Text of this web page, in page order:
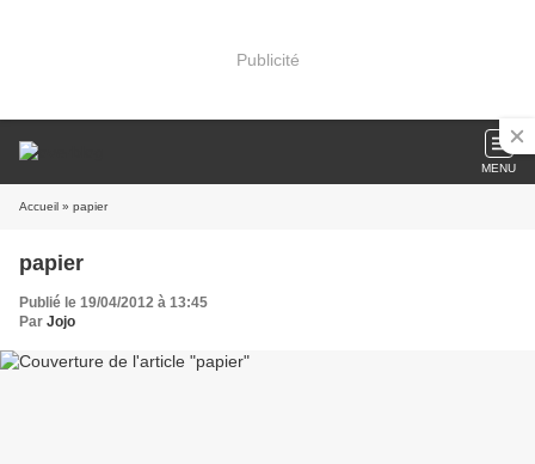
Publicité
MENU
Accueil » papier
papier
Publié le 19/04/2012 à 13:45
Par Jojo